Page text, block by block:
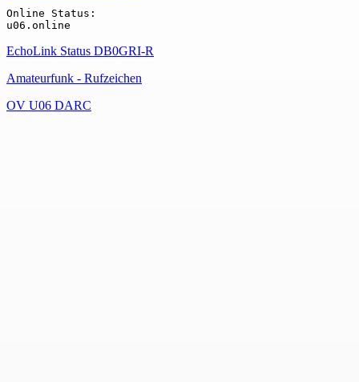
Online Status:
EchoLink Status DB0GRI-R
Amateurfunk - Rufzeichen
OV U06 DARC